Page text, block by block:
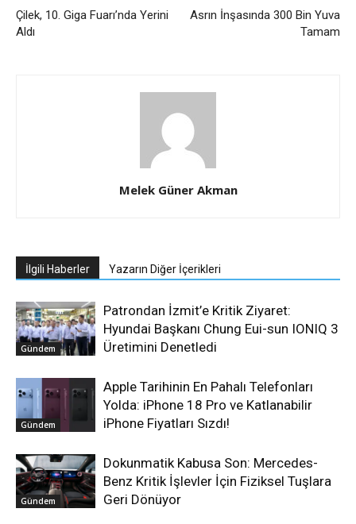
Çilek, 10. Giga Fuarı’nda Yerini
Aldı
Asrın İnşasında 300 Bin Yuva
Tamam
Melek Güner Akman
İlgili Haberler Yazarın Diğer İçerikleri
Gündem
Patrondan İzmit’e Kritik Ziyaret:
Hyundai Başkanı Chung Eui-sun IONIQ 3
Üretimini Denetledi
Gündem
Apple Tarihinin En Pahalı Telefonları
Yolda: iPhone 18 Pro ve Katlanabilir
iPhone Fiyatları Sızdı!
Gündem
Dokunmatik Kabusa Son: Mercedes-
Benz Kritik İşlevler İçin Fiziksel Tuşlara
Geri Dönüyor